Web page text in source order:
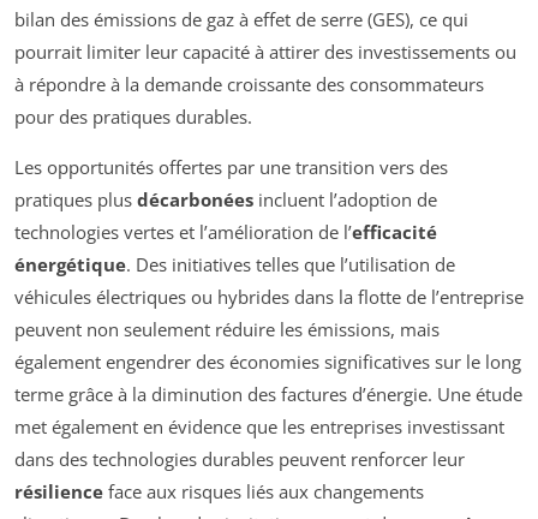
bilan des émissions de gaz à effet de serre (GES), ce qui
pourrait limiter leur capacité à attirer des investissements ou
à répondre à la demande croissante des consommateurs
pour des pratiques durables.
Les opportunités offertes par une transition vers des
pratiques plus décarbonées incluent l’adoption de
technologies vertes et l’amélioration de l’efficacité
énergétique. Des initiatives telles que l’utilisation de
véhicules électriques ou hybrides dans la flotte de l’entreprise
peuvent non seulement réduire les émissions, mais
également engendrer des économies significatives sur le long
terme grâce à la diminution des factures d’énergie. Une étude
met également en évidence que les entreprises investissant
dans des technologies durables peuvent renforcer leur
résilience face aux risques liés aux changements